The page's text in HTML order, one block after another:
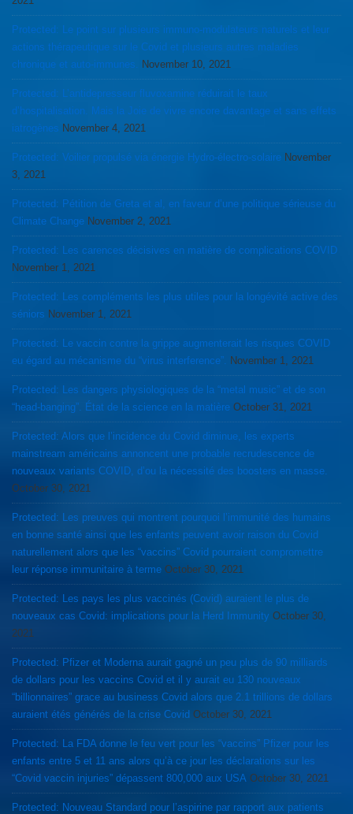
Protected: Le point sur plusieurs immuno-modulateurs naturels et leur
actions thérapeutique sur le Covid et plusieurs autres maladies
chronique et auto-immunes.
November 10, 2021
Protected: L’antidepresseur fluvoxamine réduirait le taux
d’hospitalisation. Mais la Joie de vivre encore davantage et sans effets
iatrogènes November 4, 2021
Protected: Voilier propulsé via énergie Hydro-électro-solaire November
3, 2021
Protected: Pétition de Greta et al, en faveur d’une politique sérieuse du
Climate Change November 2, 2021
Protected: Les carences décisives en matière de complications COVID
November 1, 2021
Protected: Les compléments les plus utiles pour la longévité active des
séniors November 1, 2021
Protected: Le vaccin contre la grippe augmenterait les risques COVID
eu égard au mécanisme du “virus interference”. November 1, 2021
Protected: Les dangers physiologiques de la “metal music” et de son
“head-banging”. État de la science en la matière October 31, 2021
Protected: Alors que l’incidence du Covid diminue, les experts
mainstream américains annoncent une probable recrudescence de
nouveaux variants COVID, d’ou la nécessité des boosters en masse.
October 30, 2021
Protected: Les preuves qui montrent pourquoi l’immunité des humains
en bonne santé ainsi que les enfants peuvent avoir raison du Covid
naturellement alors que les “vaccins” Covid pourraient compromettre
leur réponse immunitaire à terme October 30, 2021
Protected: Les pays les plus vaccinés (Covid) auraient le plus de
nouveaux cas Covid: implications pour la Herd Immunity October 30,
2021
Protected: Pfizer et Moderna aurait gagné un peu plus de 90 milliards
de dollars pour les vaccins Covid et il y aurait eu 130 nouveaux
“billionnaires” grace au business Covid alors que 2.1 trillions de dollars
auraient étés générés de la crise Covid October 30, 2021
Protected: La FDA donne le feu vert pour les “vaccins” Pfizer pour les
enfants entre 5 et 11 ans alors qu’à ce jour les déclarations sur les
“Covid vaccin injuries” dépassent 800,000 aux USA October 30, 2021
Protected: Nouveau Standard pour l’aspirine par rapport aux patients